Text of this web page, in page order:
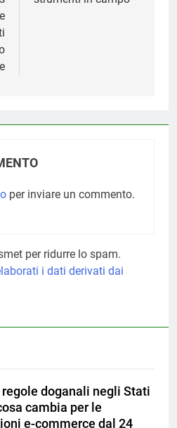
per inviare un commento.
per ridurre lo spam.
i dati derivati dai
regole doganali negli Stati
cambia per le
e-commerce dal 24